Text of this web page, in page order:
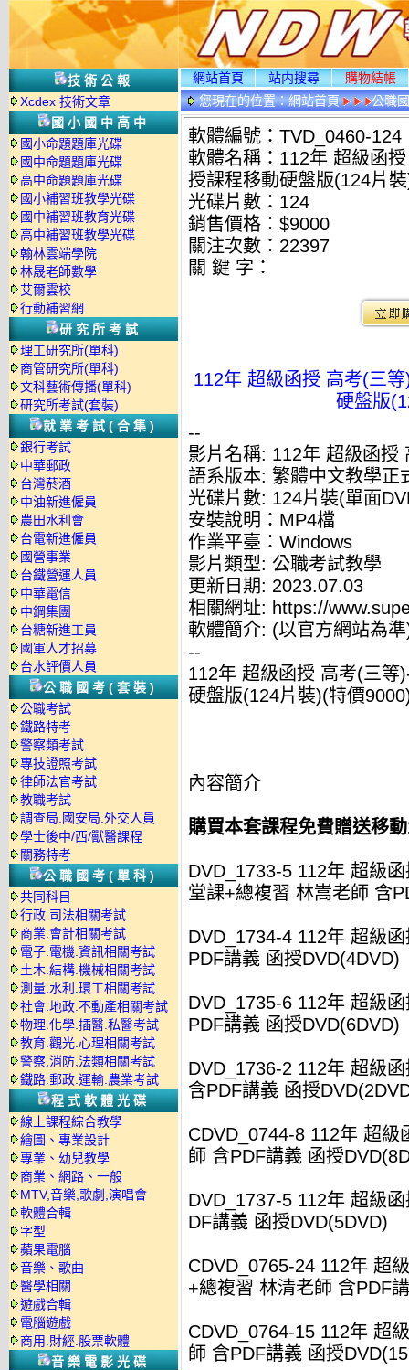
技術公報
Xcdex 技術文章
國小國中高中
國小命題題庫光碟
國中命題題庫光碟
高中命題題庫光碟
國小補習班教學光碟
國中補習班教育光碟
高中補習班教學光碟
翰林雲端學院
林晟老師數學
艾爾雲校
行動補習網
研究所考試
理工研究所(單科)
商管研究所(單科)
文科藝術傳播(單科)
研究所考試(套裝)
就業考試(合集)
銀行考試
中華郵政
台灣菸酒
中油新進僱員
農田水利會
台電新進僱員
國營事業
台鐵營運人員
中華電信
中鋼集團
台糖新進工員
國軍人才招募
台水評價人員
公職國考(套裝)
公職考試
鐵路特考
警察類考試
專技證照考試
律師法官考試
教職考試
調查局.國安局.外交人員
學士後中/西/獸醫課程
關務特考
公職國考(單科)
共同科目
行政.司法相關考試
商業.會計相關考試
電子.電機.資訊相關考試
土木.結構.機械相關考試
測量.水利.環工相關考試
社會.地政.不動產相關考試
物理.化學.插醫.私醫考試
教育.觀光.心理相關考試
警察,消防,法類相關考試
鐵路.郵政.運輸.農業考試
程式軟體光碟
線上課程綜合教學
繪圖、專業設計
專業、幼兒教學
商業、網路、一般
MTV,音樂,歌劇,演唱會
軟體合輯
字型
蘋果電腦
音樂、歌曲
醫學相關
遊戲合輯
電腦遊戲
商用.財經.股票軟體
音樂電影光碟
網站首頁 站内搜尋
購物結帳
您現在的位置：網站首頁 公職
軟體編號：TVD_0460-124
軟體名稱：112年 超級函
授課程移動硬盤版(124片
光碟片數：124
銷售價格：$9000
關注次數： 22397
關 鍵 字：
112年 超級函授 高考(三
硬盤版
--
影片名稱: 112年 超級函授
語系版本: 繁體中文教學正
光碟片數: 124片裝(單面
安裝說明：MP4檔
作業平臺：Windows
影片類型: 公職考試教學
更新日期: 2023.07.03
相關網址: https://
軟體簡介: (以官方網站為
--
112年 超級函授 高考(三等
硬盤版(124片裝)(特價
內容簡介
購買本套課程免費贈送移
DVD_1733-5 112年 超級
堂課+總複習 林嵩老師 含
DVD_1734-4 112年 超級
PDF講義 函授DVD(4DVD)
DVD_1735-6 112年 超級
PDF講義 函授DVD(6DVD)
DVD_1736-2 112年 超級
含PDF講義 函授
CDVD_0744-8 112年 超
師 含PDF講義 函授
DVD_1737-5 112年 超級
DF講義 函授DVD(5DVD)
CDVD_0765-24 112年 超
+總複習 林清老師 含PDF
CDVD_0764-15 112年 超
師 含PDF講義 函授